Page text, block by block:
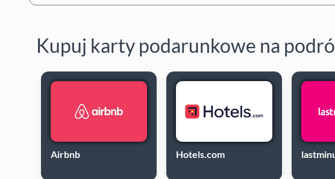
Kupuj karty podarunkowe na
Airbnb Hotels.com